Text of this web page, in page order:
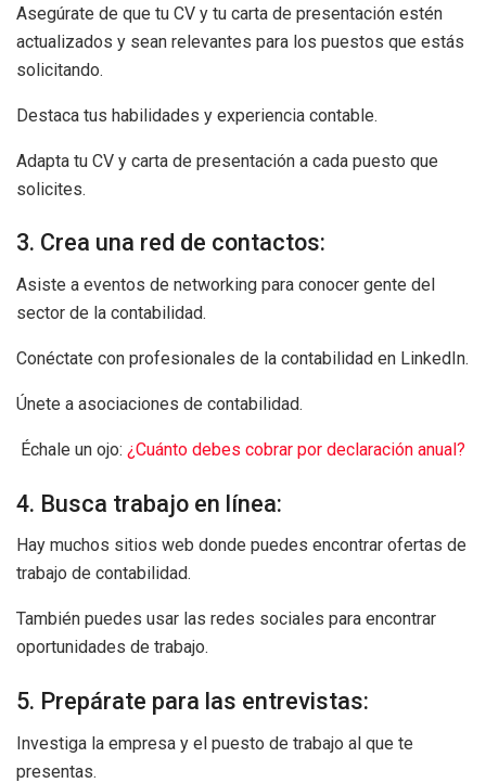
Asegúrate de que tu CV y tu carta de presentación estén
actualizados y sean relevantes para los puestos que estás
solicitando.
Destaca tus habilidades y experiencia contable.
Adapta tu CV y carta de presentación a cada puesto que
solicites.
3. Crea una red de contactos:
Asiste a eventos de networking para conocer gente del
sector de la contabilidad.
Conéctate con profesionales de la contabilidad en LinkedIn.
Únete a asociaciones de contabilidad.
Échale un ojo: ¿Cuánto debes cobrar por declaración anual?
4. Busca trabajo en línea:
Hay muchos sitios web donde puedes encontrar ofertas de
trabajo de contabilidad.
También puedes usar las redes sociales para encontrar
oportunidades de trabajo.
5. Prepárate para las entrevistas:
Investiga la empresa y el puesto de trabajo al que te
presentas.